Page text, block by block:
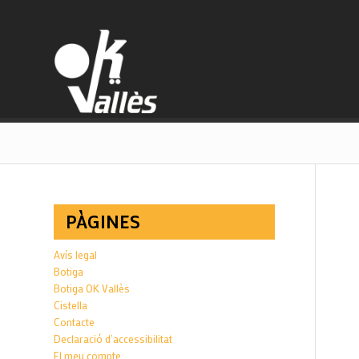
PÀGINES
Avís legal
Botiga
Botiga OK Vallès
Cistella
Contacte
Declaració d’accessibilitat
El meu compte